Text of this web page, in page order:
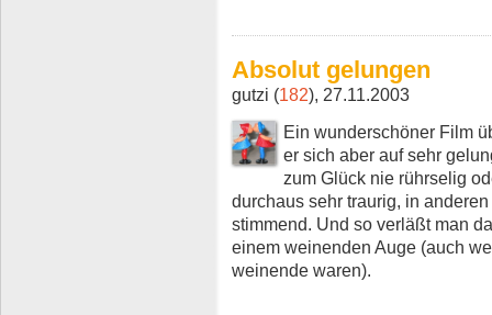
Absolut gelungen
gutzi (182), 27.11.2003
Ein wunderschöner Film
er sich aber auf sehr
zum Glück nie rührselig
durchaus sehr traurig, in
stimmend. Und so verläßt man
einem weinenden Auge (auch
weinende waren).